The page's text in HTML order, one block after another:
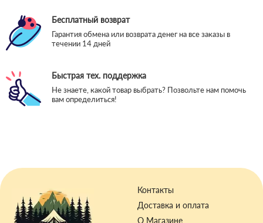
Бесплатный возврат
Гарантия обмена или возврата денег на все заказы в
течении 14 дней
Быстрая тех. поддержка
Не знаете, какой товар выбрать? Позвольте нам помочь
вам определиться!
Контакты
Доставка и оплата
О Магазине